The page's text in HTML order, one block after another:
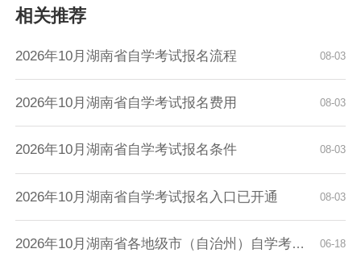
相关推荐
08-03
2026年10月湖南省自学考试报名流程
08-03
2026年10月湖南省自学考试报名费用
08-03
2026年10月湖南省自学考试报名条件
08-03
2026年10月湖南省自学考试报名入口已开通
06-18
2026年10月湖南省各地级市（自治州）自学考试报...